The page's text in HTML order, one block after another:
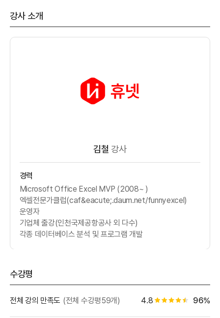
강사 소개
김철 강사
경력
Microsoft Office Excel MVP (2008~ )
엑셀전문가클럽(caf&eacute;.daum.net/funnyexcel)
운영자
기업체 출강(인천국제공항공사 외 다수)
각종 데이터베이스 분석 및 프로그램 개발
수강평
전체 강의 만족도 (전체 수강평59개) 4.8 별점 4.5개 별점 백
96%